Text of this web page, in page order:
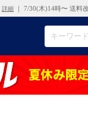
詳細 ｜ 7/30(木)14時〜 送料